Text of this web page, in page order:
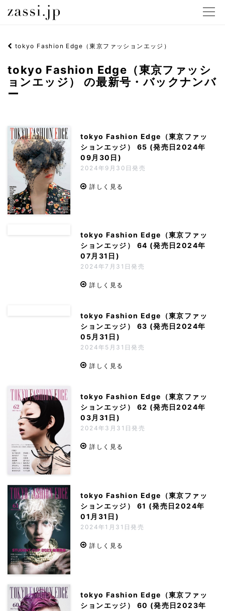
メニュ
tokyo Fashion Edge（東京ファッションエッジ）
tokyo Fashion Edge（東京ファッシ
ョンエッジ） の最新号・バックナンバ
ー
tokyo Fashion Edge（東京ファッ
ションエッジ） 65 (発売日2024年
09月30日)
2024年9月30日発売
詳しく見る
tokyo Fashion Edge（東京ファッ
ションエッジ） 64 (発売日2024年
07月31日)
2024年7月31日発売
詳しく見る
tokyo Fashion Edge（東京ファッ
ションエッジ） 63 (発売日2024年
05月31日)
2024年5月31日発売
詳しく見る
tokyo Fashion Edge（東京ファッ
ションエッジ） 62 (発売日2024年
03月31日)
2024年3月31日発売
詳しく見る
tokyo Fashion Edge（東京ファッ
ションエッジ） 61 (発売日2024年
01月31日)
2024年1月31日発売
詳しく見る
tokyo Fashion Edge（東京ファッ
ションエッジ） 60 (発売日2023年